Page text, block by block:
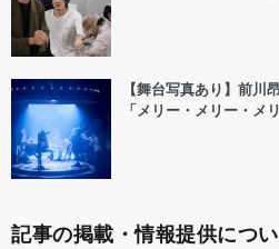
【舞台写真あり】前川
「メリー・メリー・メ
記事の掲載・情報提供につ